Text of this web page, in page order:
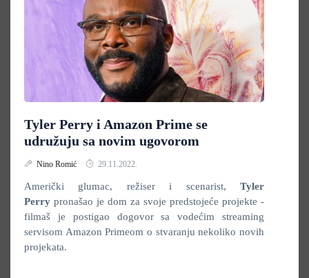
Tyler Perry i Amazon Prime se
udružuju sa novim ugovorom
Nino Romić 29.11.2022.
Američki glumac, režiser i scenarist, Tyler
Perry pronašao je dom za svoje predstojeće projekte -
filmaš je postigao dogovor sa vodećim streaming
servisom Amazon Primeom o stvaranju nekoliko novih
projekata.